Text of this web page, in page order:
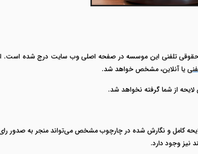
تلفنی این موسسه در صفحه اصلی وب سایت درج شده است.
یا آنلاین، مشخص خواهد شد.
از شما گرفته نخواهد شد.
لایحه کامل و نگارش شده در چارچوب مشخص می‌تواند منجر به صدور
نیز وجود دارد.